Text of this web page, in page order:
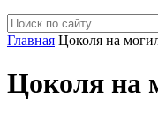
Главная Цоколя на
Цоколя на